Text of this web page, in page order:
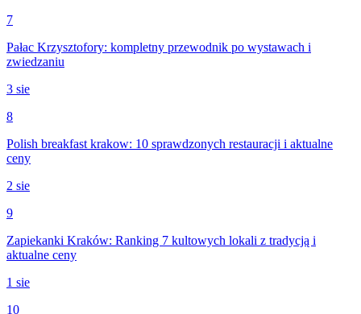
7
Pałac Krzysztofory: kompletny przewodnik po wystawach i
zwiedzaniu
3 sie
8
Polish breakfast krakow: 10 sprawdzonych restauracji i aktualne
ceny
2 sie
9
Zapiekanki Kraków: Ranking 7 kultowych lokali z tradycją i
aktualne ceny
1 sie
10